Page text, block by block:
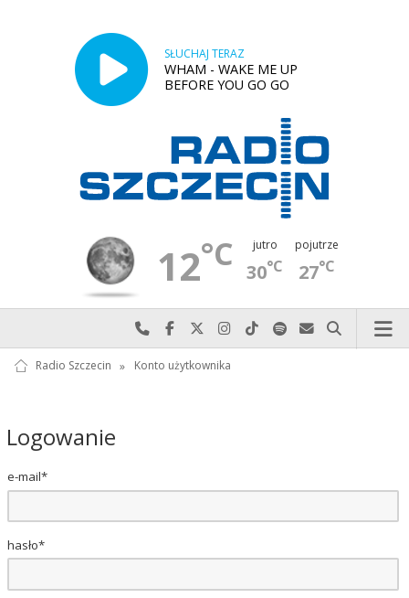
SŁUCHAJ TERAZ
WHAM - WAKE ME UP
BEFORE YOU GO GO
12°C jutro
30°C
pojutrze
27°C
Najlepiej po prostu do nas zadzwoń
Odwiedź nas na Facebook-u
Odwiedź nas na X
Odwiedź nas na Instagram-ie
Odwiedź nas na TikTok-u
Szukaj nas na Spotify
Wyślij do nas
Szukaj
Radio Szczecin » Konto użytkownika
Logowanie
e-mail*
hasło*